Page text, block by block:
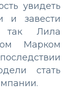
увидеть
и завести
так Лила
Марком
стать